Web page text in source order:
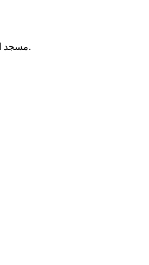
مسجد العتيق يقع في بلدية تالخمت بالجزائر، ويُعدّ من المساجد المحلية التي تؤدي الصلوات الخمس والجمعة. لا تتوفر معلومات إضافية موثقة حول تاريخ إنشائه أو خدماته المجتمعية.